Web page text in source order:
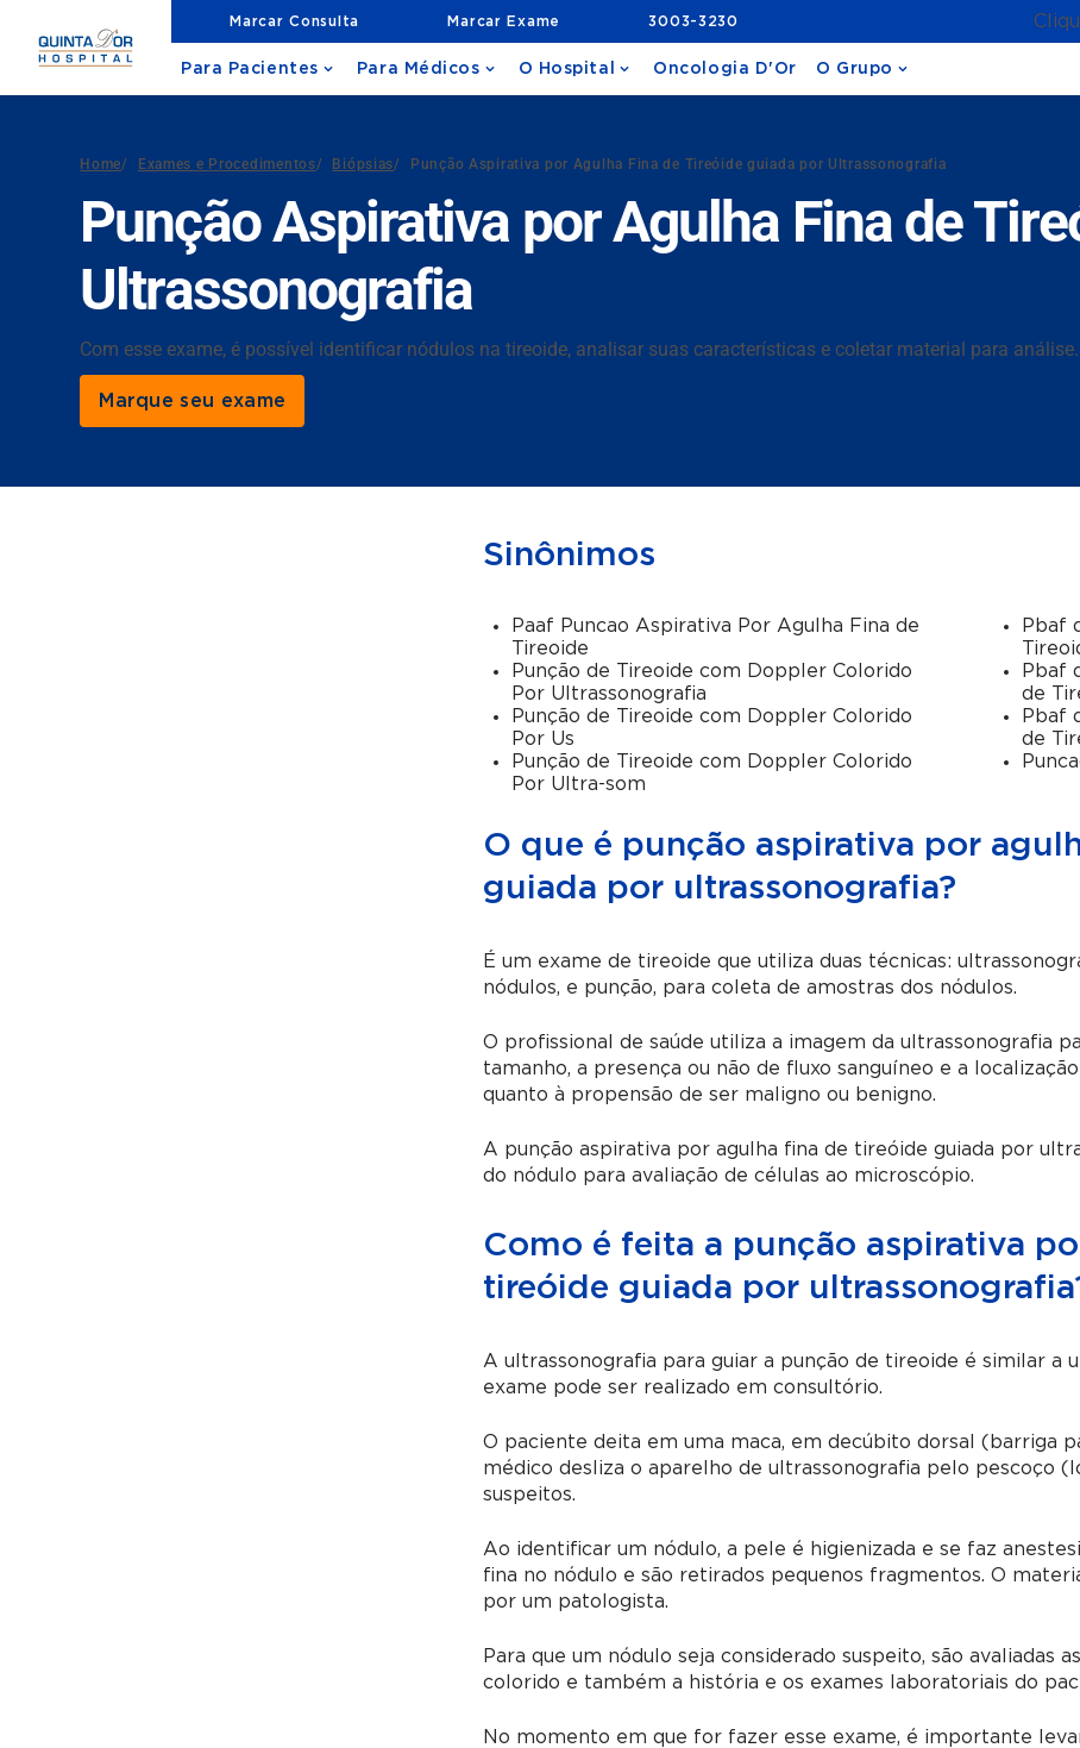
Marcar Consulta Marcar Exame 3003-3230
Para Pacientes Para Médicos O Hospital Oncologia D'Or O Grupo
Home/ Exames e Procedimentos/ Biópsias/ Punção Aspirativa por Agulha Fina de Tireóide guiada por Ultrassonografia
Punção Aspirativa por Agulha Fina de
Ultrassonografia
Com esse exame, é possível identificar nódulos na tireoide, analisar suas características e coletar material para análise.
Marque seu exame
Sinônimos
Paaf Puncao Aspirativa Por Agulha Fina de
Tireoide
Punção de Tireoide com Doppler Colorido
Por Ultrassonografia
Punção de Tireoide com Doppler Colorido
Por Us
Punção de Tireoide com Doppler Colorido
Por Ultra-som
Pbaf
Pbaf
de
Pbaf
de
O que é punção aspirativa por
guiada por ultrassonografia?
É um exame de tireoide que utiliza duas técnicas:
nódulos, e punção, para coleta de amostras dos nódulos.
O profissional de saúde utiliza a imagem da ultrassonografia
tamanho, a presença ou não de fluxo sanguíneo e a
quanto à propensão de ser maligno ou benigno.
A punção aspirativa por agulha fina de tireóide guiada por
do nódulo para avaliação de células ao microscópio.
Como é feita a punção aspirativa
tireóide guiada por
A ultrassonografia para guiar a punção de tireoide é similar a
exame pode ser realizado em consultório.
O paciente deita em uma maca, em decúbito dorsal (barriga
médico desliza o aparelho de ultrassonografia pelo pescoço
suspeitos.
Ao identificar um nódulo, a pele é higienizada e se faz
fina no nódulo e são retirados pequenos fragmentos. O
por um patologista.
Para que um nódulo seja considerado suspeito, são avaliadas
colorido e também a história e os exames laboratoriais do
No momento em que for fazer esse exame, é importante